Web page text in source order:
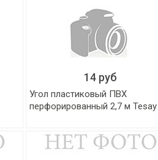
14 руб
Угол пластиковый ПВХ
перфорированный 2,7 м Tesay